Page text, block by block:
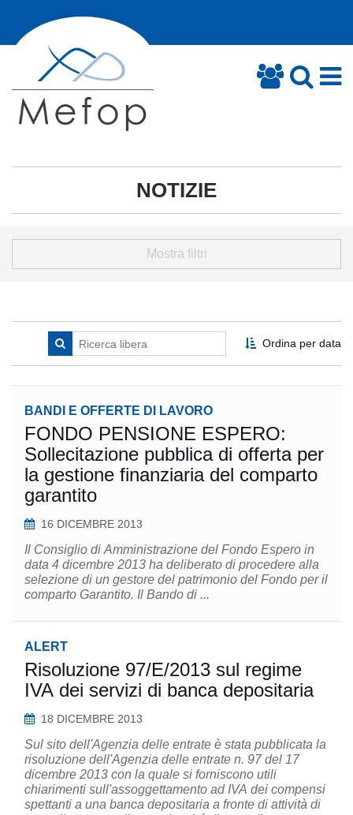
NOTIZIE
Mostra filtri
Ordina per data
BANDI E OFFERTE DI LAVORO
FONDO PENSIONE ESPERO:
Sollecitazione pubblica di offerta per
la gestione finanziaria del comparto
garantito
16 DICEMBRE 2013
Il Consiglio di Amministrazione del Fondo Espero in
data 4 dicembre 2013 ha deliberato di procedere alla
selezione di un gestore del patrimonio del Fondo per il
comparto Garantito. Il Bando di ...
ALERT
Risoluzione 97/E/2013 sul regime
IVA dei servizi di banca depositaria
18 DICEMBRE 2013
Sul sito dell'Agenzia delle entrate è stata pubblicata la
risoluzione dell'Agenzia delle entrate n. 97 del 17
dicembre 2013 con la quale si forniscono utili
chiarimenti sull'assoggettamento ad IVA dei compensi
spettanti a una banca depositaria a fronte di attività di